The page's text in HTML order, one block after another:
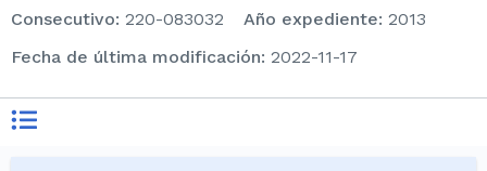
consecutivo: 220-083032 Año expediente: 2013
Fecha de última modificación: 2022-11-17